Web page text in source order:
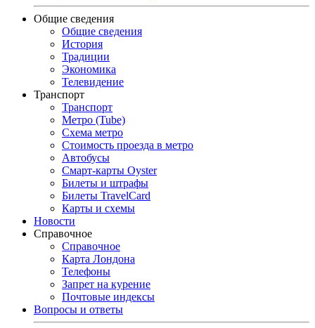
Общие сведения
Общие сведения
История
Традиции
Экономика
Телевидение
Транспорт
Транспорт
Метро (Tube)
Схема метро
Стоимость проезда в метро
Автобусы
Смарт-карты Oyster
Билеты и штрафы
Билеты TravelCard
Карты и схемы
Новости
Справочное
Справочное
Карта Лондона
Телефоны
Запрет на курение
Почтовые индексы
Вопросы и ответы